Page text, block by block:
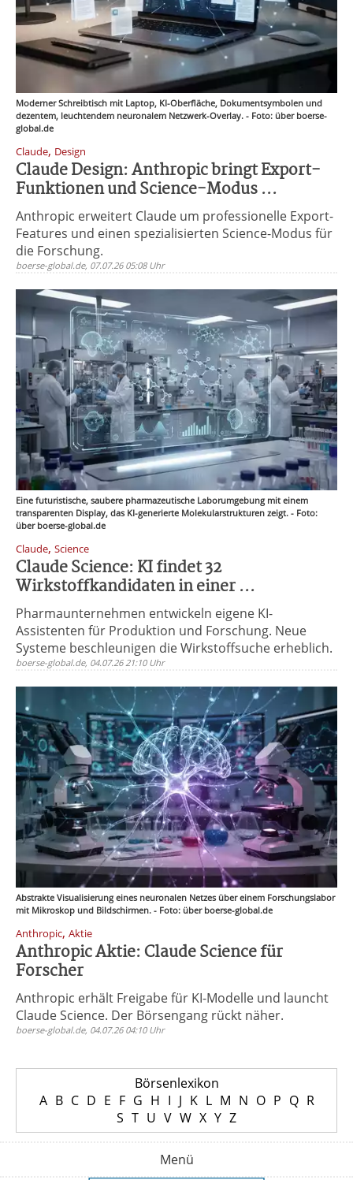
Moderner Schreibtisch mit Laptop, KI-Oberfläche, Dokumentsymbolen und
dezentem, leuchtendem neuronalem Netzwerk-Overlay. - Foto: über boerse-
global.de
Claude, Design
Claude Design: Anthropic bringt Export-
Funktionen und Science-Modus ...
Anthropic erweitert Claude um professionelle Export-
Features und einen spezialisierten Science-Modus für
die Forschung.
boerse-global.de, 07.07.26 05:08 Uhr
Eine futuristische, saubere pharmazeutische Laborumgebung mit einem
transparenten Display, das KI-generierte Molekularstrukturen zeigt. - Foto:
über boerse-global.de
Claude, Science
Claude Science: KI findet 32
Wirkstoffkandidaten in einer ...
Pharmaunternehmen entwickeln eigene KI-
Assistenten für Produktion und Forschung. Neue
Systeme beschleunigen die Wirkstoffsuche erheblich.
boerse-global.de, 04.07.26 21:10 Uhr
Abstrakte Visualisierung eines neuronalen Netzes über einem Forschungslabor
mit Mikroskop und Bildschirmen. - Foto: über boerse-global.de
Anthropic, Aktie
Anthropic Aktie: Claude Science für
Forscher
Anthropic erhält Freigabe für KI-Modelle und launcht
Claude Science. Der Börsengang rückt näher.
boerse-global.de, 04.07.26 04:10 Uhr
Börsenlexikon
A B C D E F G H I J K L M N O P Q R
S T U V W X Y Z
Menü